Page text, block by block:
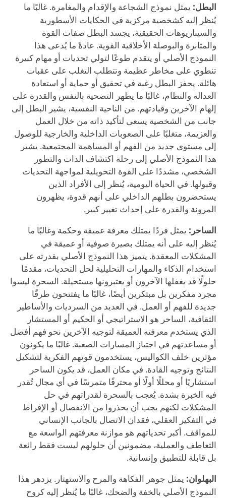
البطل: يمثل نموذج الشجاعة والإقدام والمغامرة. غالبًا ما
يُنظر إليه كشخصية مركزية في الحكايات الأسطورية
والسيناريوهات الحقيقية، يجسد البطل صفات القوة
والمثابرة والبوصلة الأخلاقية القوية. عادةً ما يُدعى هذا
النموذج الأصلي أو يتقدم طوعًا لتولي تحديات أو مهام كبيرة
تنطوي على مخاطر عظيمة وتتطلب التغلب على عقبات
هائلة. يحفز البطل رغبة في تحقيق أو حماية أو استعادة
العدالة والنظام، غالبًا ما يظهر التضحية بالنفس والقدرة على
إلهام الآخرين وقيادتهم. من الناحية النفسية، يشير البطل إلى
جانب من الشخصية يسعى لتأكيد ذاته من خلال العمل
والعزيمة، متغلبًا على الصعوبات الداخلية والخارجية للوصول
إلى مستوى جديد من الفهم أو المساهمة المجتمعية. يشير
هذا النموذج الأصلي إلى رحلة اكتشاف الذات والتطور
الشخصي، مشددًا على القوة التحويلية لمواجهة التحديات
وقبولها. في الحياة اليومية، يُنظر إلى الأفراد الذين
يستحضرون بطلهم الداخلي على أنهم قدوة، يظهرون
المرونة والقدرة على إحداث تغيير كبير.
الساحر: يمثل فردًا يمتلك معرفة عميقة وحكمة وغالبًا ما
يُنظر إليه على أنه يمتلك بصيرة صوفية أو عميقة في
المشكلات المعقدة. يتميز هذا النموذج الأصلي بقدرته على
استخدام الذكاء والمهارات التحليلية لحل التحديات، مقدمًا
حلولًا قد يغفلها الآخرون أو يعتبرونها مستحيلة. السحرة ليسوا
مجرد مفكرين بل مبتكرين أيضًا، غالبًا ما يفتتحون طرقًا
جديدة للفهم أو العمل. في العديد من السرديات والأساطير
الثقافية، الساحر هو الاستراتيجي أو الحكيم أو المستشار
الذي يستخدم معرفته العميقة لتوجيه الآخرين نحو فهم أفضل
أو مساعدتهم في اجتياز المسارات الصعبة. غالبًا ما يكونون
مؤثرين خلف الكواليس، يستخدمون قوتهم الفكرية لتشكيل
النتائج وتوجيه القادة. في مكان العمل، قد يكون الساحر
استشاريًا أو محللًا أولًا أو محترفًا متمرسًا في أي مجال تُقدر
فيه الخبرة بشدة. يُعجب بالسحرة لقدراتهم في حل
المشكلات لكنهم يجب أن يحذروا من الانفصال أو الإفراط
في التفكير العقلي، فقدان الاتصال بالجانب الإنساني
للمواقف. أكبر تحدياتهم هو موازنة معرفتهم الواسعة مع
التعاطف والعملية، مضمونين أن حلولهم ليست فقط رائعة
بل قابلة للتطبيق وإنسانية.
البهلوان: يمثل جوهر الفكاهة والمرح والاستهتار. يزدهر هذا
النموذج الأصلي بالخفة والضحك، غالبًا ما يُنظر إليه كروح